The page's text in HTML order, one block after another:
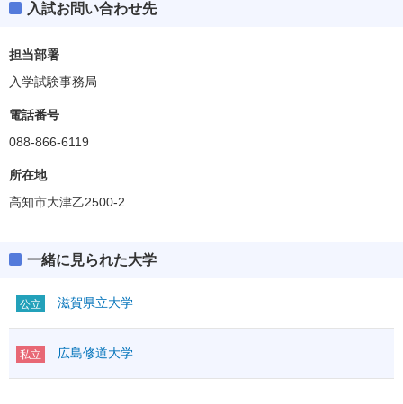
入試お問い合わせ先
担当部署
入学試験事務局
電話番号
088-866-6119
所在地
高知市大津乙2500-2
一緒に見られた大学
公立 滋賀県立大学
私立 広島修道大学